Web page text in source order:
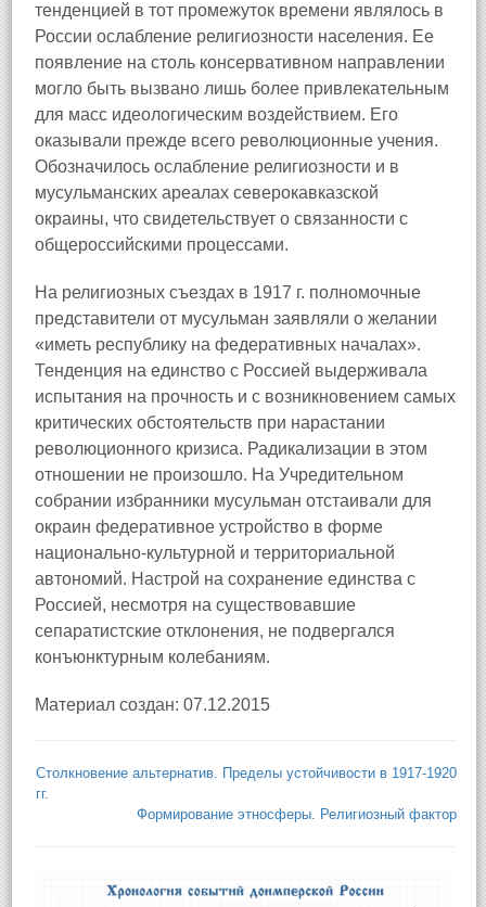
тенденцией в тот промежуток времени являлось в
России ослабление религиозности населения. Ее
появление на столь консервативном направлении
могло быть вызвано лишь более привлекательным
для масс идеологическим воздействием. Его
оказывали прежде всего революционные учения.
Обозначилось ослабление религиозности и в
мусульманских ареалах северокавказской
окраины, что свидетельствует о связанности с
общероссийскими процессами.
На религиозных съездах в 1917 г. полномочные
представители от мусульман заявляли о желании
«иметь республику на федеративных началах».
Тенденция на единство с Россией выдерживала
испытания на прочность и с возникновением самых
критических обстоятельств при нарастании
революционного кризиса. Радикализации в этом
отношении не произошло. На Учредительном
собрании избранники мусульман отстаивали для
окраин федеративное устройство в форме
национально-культурной и территориальной
автономий. Настрой на сохранение единства с
Россией, несмотря на существовавшие
сепаратистские отклонения, не подвергался
конъюнктурным колебаниям.
Материал создан: 07.12.2015
Столкновение альтернатив. Пределы устойчивости в 1917-1920
гг.
Формирование этносферы. Религиозный фактор